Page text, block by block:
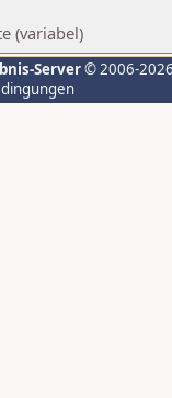
(variabel)
Server© 2006-